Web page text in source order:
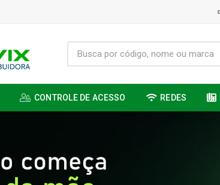
CONTROLE DE ACESSO REDES